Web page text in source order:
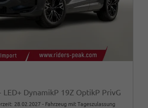
LED+ DynamikP 19Z OptikP PrivG
28.02.2027 Fahrzeug mit Tageszulassung